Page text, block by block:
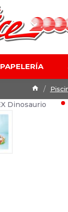
PAPELERÍA